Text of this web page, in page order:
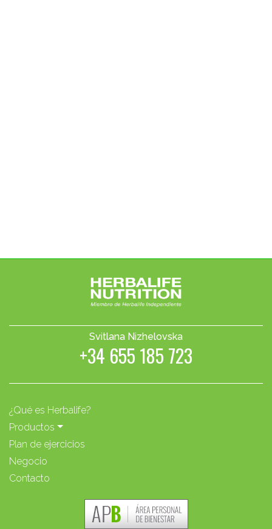
Svitlana Nizhelovska
+34 655 185 723
¿Qué es Herbalife?
Productos
Plan de ejercicios
Negocio
Contacto